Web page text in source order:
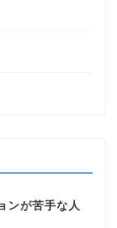
ンが苦手な人